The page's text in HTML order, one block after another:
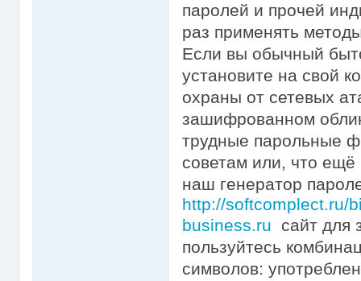
паролей и прочей
раз применять
Если вы обычный
установите на свой
охраны от сетевых
зашифрованном
трудные парольные
советам или, что
наш генератор
http://softcomplect.ru/
business.ru сайт для
пользуйтесь
символов: